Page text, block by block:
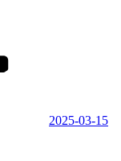
2025-03-15